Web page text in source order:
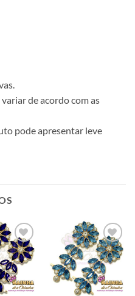
de acordo com as
pode apresentar leve